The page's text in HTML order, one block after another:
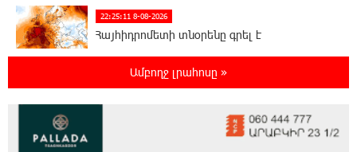
22:25:11 8-08-2026
Հայհիդրոմետի տնօրենը գրել է
22:07:09 8-08-2026
Արտակարգ դեպք՝ Երևանում․ կոտրել են
«Հույս բոլոր մարդկանց» հիմնադրամի
շենքի պատուհաններն ու դռները
Ամբողջ լրահոսը »